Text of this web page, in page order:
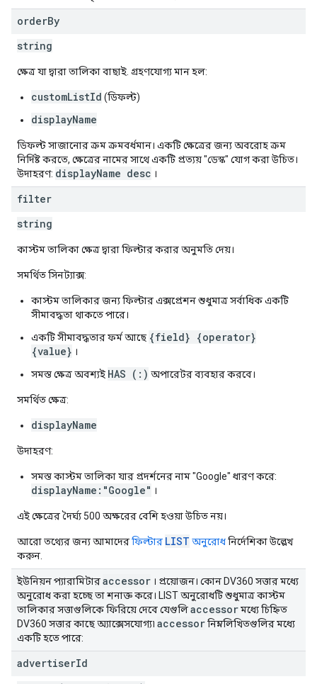
orderBy
string
ক্ষেত্র যা দ্বারা তালিকা বাছাই. গ্রহণযোগ্য মান হল:
customListId (ডিফল্ট)
displayName
ডিফল্ট সাজানোর ক্রম ক্রমবর্ধমান। একটি ক্ষেত্রের জন্য অবরোহ ক্রম
নির্দিষ্ট করতে, ক্ষেত্রের নামের সাথে একটি প্রত্যয় "ডেস্ক" যোগ করা উচিত।
উদাহরণ: displayName desc ।
filter
string
কাস্টম তালিকা ক্ষেত্র দ্বারা ফিল্টার করার অনুমতি দেয়।
সমর্থিত সিনট্যাক্স:
কাস্টম তালিকার জন্য ফিল্টার এক্সপ্রেশন শুধুমাত্র সর্বাধিক একটি
সীমাবদ্ধতা থাকতে পারে।
একটি সীমাবদ্ধতার ফর্ম আছে {field} {operator}
{value} ।
সমস্ত ক্ষেত্র অবশ্যই HAS (:) অপারেটর ব্যবহার করবে।
সমর্থিত ক্ষেত্র:
displayName
উদাহরণ:
সমস্ত কাস্টম তালিকা যার প্রদর্শনের নাম "Google" ধারণ করে:
displayName:"Google" ।
এই ক্ষেত্রের দৈর্ঘ্য 500 অক্ষরের বেশি হওয়া উচিত নয়।
আরো তথ্যের জন্য আমাদেরফিল্টার LIST অনুরোধনির্দেশিকা উল্লেখ
করুন.
ইউনিয়ন প্যারামিটারaccessor । প্রয়োজন। কোন DV360 সত্তার মধ্যে
অনুরোধ করা হচ্ছে তা শনাক্ত করে। LIST অনুরোধটি শুধুমাত্র কাস্টম
তালিকার সত্তাগুলিকে ফিরিয়ে দেবে যেগুলিaccessorমধ্যে চিহ্নিত
DV360 সত্তার কাছে অ্যাক্সেসযোগ্য৷ accessorনিম্নলিখিতগুলির মধ্যে
একটি হতে পারে:
advertiserId